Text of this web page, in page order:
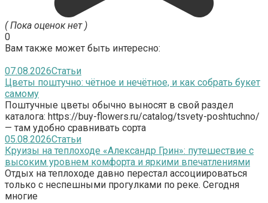
( Пока оценок нет )
0
Вам также может быть интересно:
07.08.2026Статьи
Цветы поштучно: чётное и нечётное, и как собрать букет
самому
Поштучные цветы обычно выносят в свой раздел
каталога: https://buy-flowers.ru/catalog/tsvety-poshtuchno/
— там удобно сравнивать сорта
05.08.2026Статьи
Круизы на теплоходе «Александр Грин»: путешествие с
высоким уровнем комфорта и яркими впечатлениями
Отдых на теплоходе давно перестал ассоциироваться
только с неспешными прогулками по реке. Сегодня
многие